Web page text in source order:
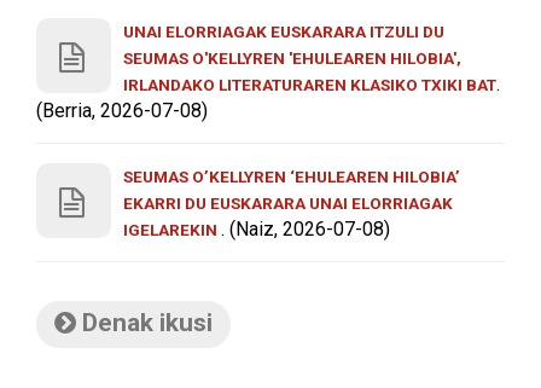
UNAI ELORRIAGAK EUSKARARA ITZULI DU
SEUMAS O'KELLYREN 'EHULEAREN HILOBIA',
IRLANDAKO LITERATURAREN KLASIKO TXIKI BAT.
(Berria, 2026-07-08)
SEUMAS O’KELLYREN ‘EHULEAREN HILOBIA’
EKARRI DU EUSKARARA UNAI ELORRIAGAK
IGELAREKIN . (Naiz, 2026-07-08)
Denak ikusi